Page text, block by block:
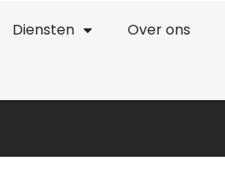
Diensten Over ons